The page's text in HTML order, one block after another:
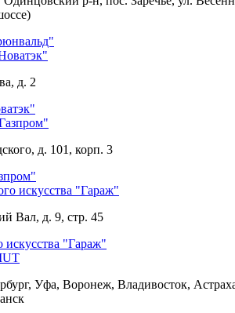
д. 2
д. 101, корп. 3
Вал, д. 9, стр. 45
искусства "Гараж"
Уфа, Воронеж, Владивосток,